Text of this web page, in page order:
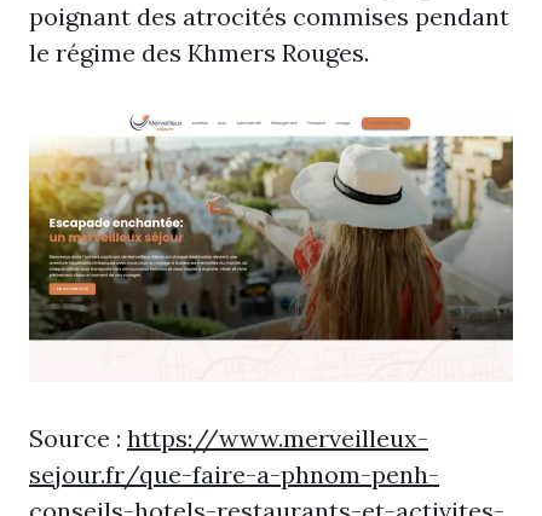
poignant des atrocités commises pendant
le régime des Khmers Rouges.
Source : https://www.merveilleux-
sejour.fr/que-faire-a-phnom-penh-